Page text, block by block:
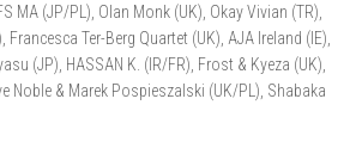
MA (JP/PL), Olan Monk (UK), Okay Vivian (TR),
Francesca Ter-Berg Quartet (UK), AJA Ireland (IE),
(JP), HASSAN K. (IR/FR), Frost & Kyeza (UK),
Noble & Marek Pospieszalski (UK/PL), Shabaka